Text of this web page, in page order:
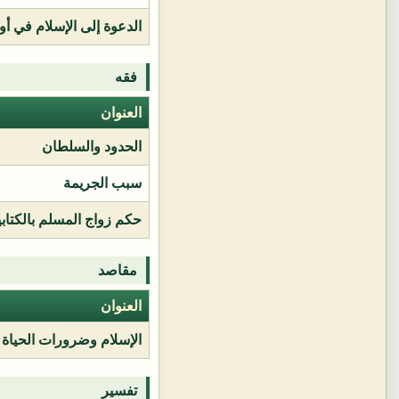
الدعوة إلى الإسلام في
فقه
العنوان
الحدود والسلطان
سبب الجريمة
حكم زواج المسلم
مقاصد
العنوان
الإسلام وضرورات الحياة
تفسير